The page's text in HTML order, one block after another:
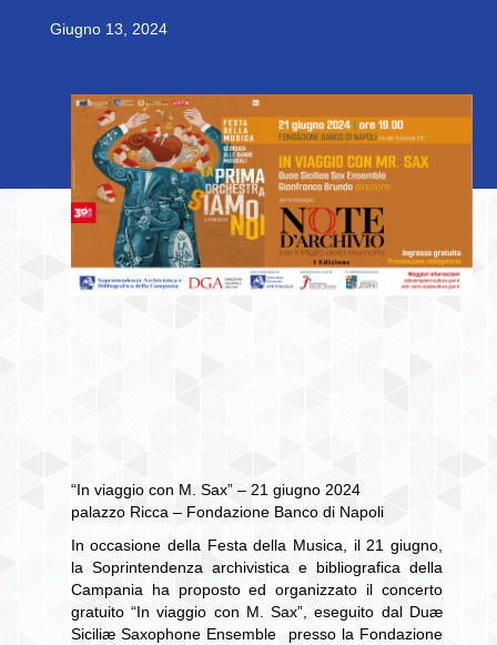
Giugno 13, 2024
“In viaggio con M. Sax” – 21 giugno 2024
palazzo Ricca – Fondazione Banco di Napoli
In occasione della Festa della Musica, il 21 giugno,
la Soprintendenza archivistica e bibliografica della
Campania ha proposto ed organizzato il concerto
gratuito “In viaggio con M. Sax”, eseguito dal Duæ
Siciliæ Saxophone Ensemble presso la Fondazione